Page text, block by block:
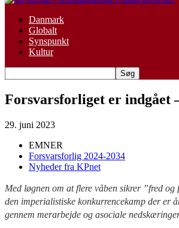
Danmark
Globalt
Synspunkt
Kultur
Forsvarsforliget er
29. juni 2023
EMNER
Forsvarsforlig 2024-2034
Nyheder fra KPnet
Med løgnen om at flere våben sikrer ”fred
den imperialistiske konkurrencekamp der er
gennem merarbejde og asociale